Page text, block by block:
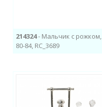
214324- Мальчик с рожком,
80-84, RC_3689